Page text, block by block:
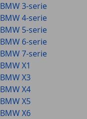
BMW 3-serie
BMW 4-serie
BMW 5-serie
BMW 6-serie
BMW 7-serie
BMW X1
BMW X3
BMW X4
BMW X5
BMW X6